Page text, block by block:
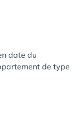
date du
de type